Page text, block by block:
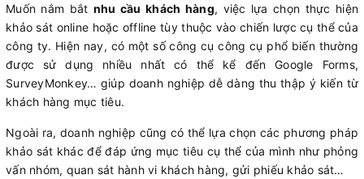
Muốn nắm bắt nhu cầu khách hàng, việc lựa chọn thực hiện
khảo sát online hoặc offline tùy thuộc vào chiến lược cụ thể của
công ty. Hiện nay, có một số công cụ công cụ phổ biến thường
được sử dụng nhiều nhất có thể kể đến Google Forms,
SurveyMonkey… giúp doanh nghiệp dễ dàng thu thập ý kiến từ
khách hàng mục tiêu.
Ngoài ra, doanh nghiệp cũng có thể lựa chọn các phương pháp
khảo sát khác để đáp ứng mục tiêu cụ thể của mình như phỏng
vấn nhóm, quan sát hành vi khách hàng, gửi phiếu khảo sát…